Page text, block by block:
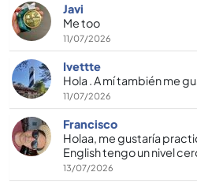
Javi
Me too
11/07/2026
Ivettte
Hola . A mí también me
11/07/2026
Francisco
Holaa, me gustaría
English tengo un nivel
13/07/2026